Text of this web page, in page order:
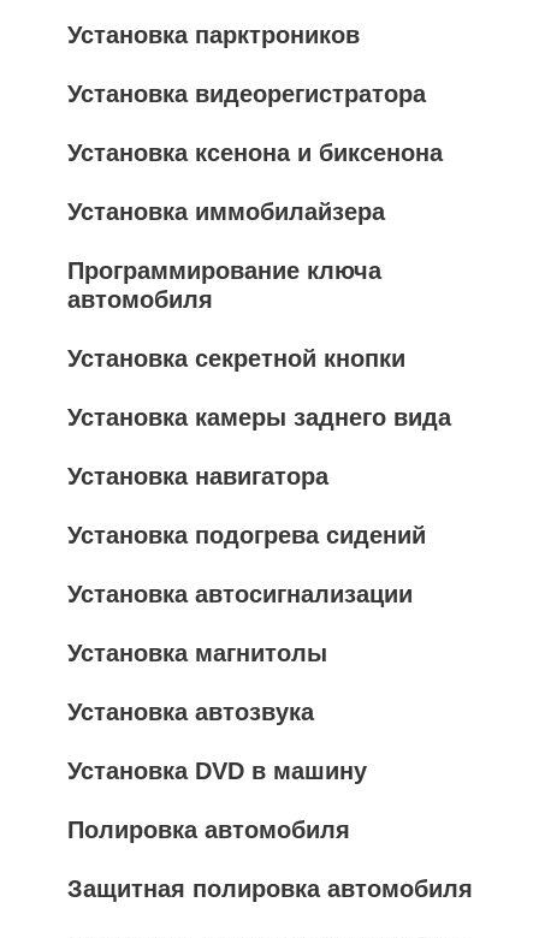
Установка парктроников
Установка видеорегистратора
Установка ксенона и биксенона
Установка иммобилайзера
Программирование ключа
автомобиля
Установка секретной кнопки
Установка камеры заднего вида
Установка навигатора
Установка подогрева сидений
Установка автосигнализации
Установка магнитолы
Установка автозвука
Установка DVD в машину
Полировка автомобиля
Защитная полировка автомобиля